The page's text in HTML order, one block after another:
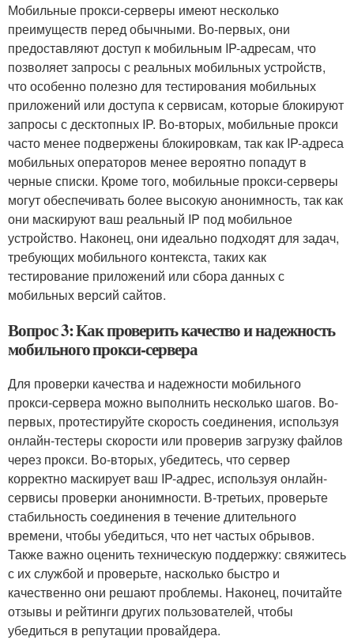
Мобильные прокси-серверы имеют несколько
преимуществ перед обычными. Во-первых, они
предоставляют доступ к мобильным IP-адресам, что
позволяет запросы с реальных мобильных устройств,
что особенно полезно для тестирования мобильных
приложений или доступа к сервисам, которые блокируют
запросы с десктопных IP. Во-вторых, мобильные прокси
часто менее подвержены блокировкам, так как IP-адреса
мобильных операторов менее вероятно попадут в
черные списки. Кроме того, мобильные прокси-серверы
могут обеспечивать более высокую анонимность, так как
они маскируют ваш реальный IP под мобильное
устройство. Наконец, они идеально подходят для задач,
требующих мобильного контекста, таких как
тестирование приложений или сбора данных с
мобильных версий сайтов.
Вопрос 3: Как проверить качество и надежность
мобильного прокси-сервера
Для проверки качества и надежности мобильного
прокси-сервера можно выполнить несколько шагов. Во-
первых, протестируйте скорость соединения, используя
онлайн-тестеры скорости или проверив загрузку файлов
через прокси. Во-вторых, убедитесь, что сервер
корректно маскирует ваш IP-адрес, используя онлайн-
сервисы проверки анонимности. В-третьих, проверьте
стабильность соединения в течение длительного
времени, чтобы убедиться, что нет частых обрывов.
Также важно оценить техническую поддержку: свяжитесь
с их службой и проверьте, насколько быстро и
качественно они решают проблемы. Наконец, почитайте
отзывы и рейтинги других пользователей, чтобы
убедиться в репутации провайдера.